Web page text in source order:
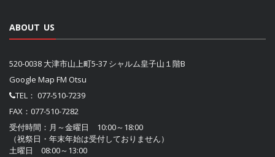
ABOUT US
520-0038 大津市山上町5-37 シャルム皇子山１階B
Google Map FM Otsu
TEL： 077-510-7239
FAX：077-510-7282
受付時間：月～金曜日 10:00～18:00
（祝祭日・年末年始は受付しておりません）
土曜日 08:00～13:00